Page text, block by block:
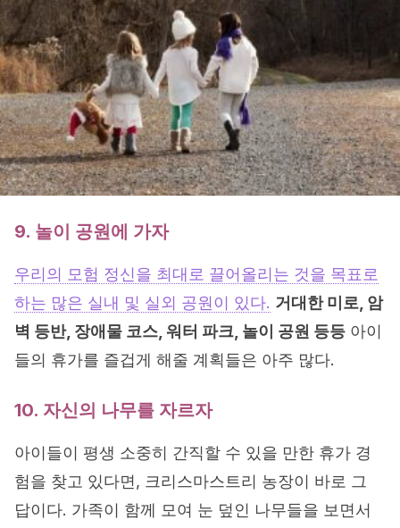
9. 놀이 공원에 가자
우리의 모험 정신을 최대로 끌어올리는 것을 목표로
하는 많은 실내 및 실외 공원이 있다. 거대한 미로, 암
벽 등반, 장애물 코스, 워터 파크, 놀이 공원 등등 아이
들의 휴가를 즐겁게 해줄 계획들은 아주 많다.
10. 자신의 나무를 자르자
아이들이 평생 소중히 간직할 수 있을 만한 휴가 경
험을 찾고 있다면, 크리스마스트리 농장이 바로 그
답이다. 가족이 함께 모여 눈 덮인 나무들을 보면서